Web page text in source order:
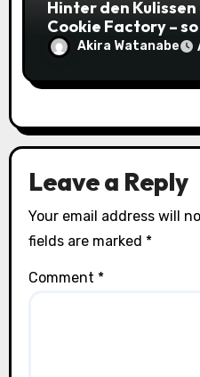
Hinter den
Cookie Factory –
saftigsten Keks-
Akira Watanabe
Leave a Reply
Your email address will
fields are marked *
Comment *